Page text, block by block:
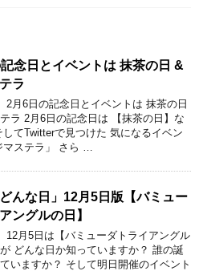
念日とイベントは 抹茶の日 &
ラ
月6日の記念日とイベントは 抹茶の日
ラ 2月6日の記念日は 【抹茶の日】な
してTwitterで見つけた 気になるイベン
マステラ」 さら …
どんな日」12月5日版【バミュー
ングルの日】
月5日は【バミューダトライアングル
どんな日か知っていますか？ 誰の誕
いますか？ そして明日開催のイベント